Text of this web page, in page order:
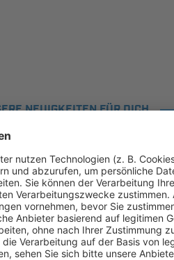
NEUIGKEITEN FÜR DICH
ALLE NEWS